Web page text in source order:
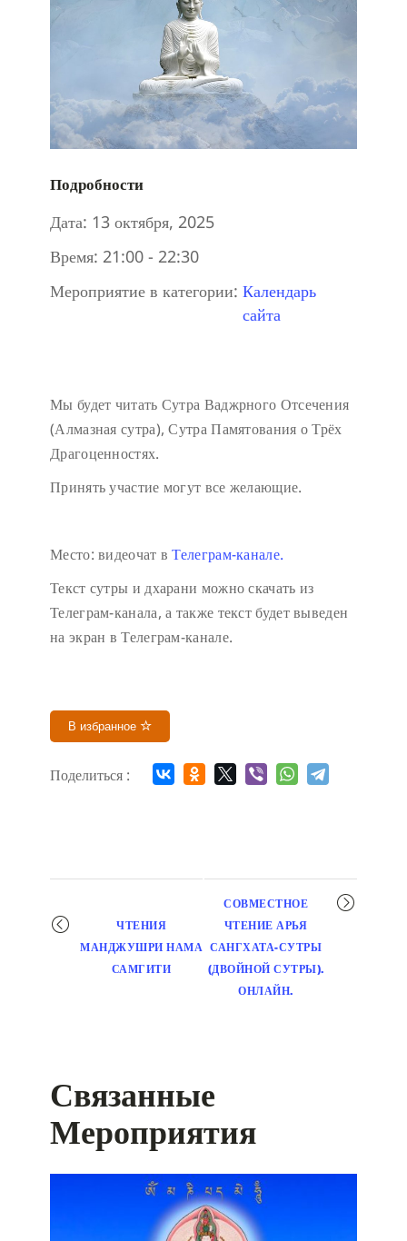
Подробности
Дата: 13 октября, 2025
Время: 21:00 - 22:30
Мероприятие в категории: Календарь
сайта
Мы будет читать Сутра Ваджрного Отсечения
(Алмазная сутра), Сутра Памятования о Трёх
Драгоценностях.
Принять участие могут все желающие.
Место: видеочат вТелеграм-канале.
Текст сутры и дхарани можно скачать из
Телеграм-канала, а также текст будет выведен
на экран в Телеграм-канале.
В избранное
Поделиться :
Мероприятие
навигация
ЧТЕНИЯ
МАНДЖУШРИ НАМА
САМГИТИ
СОВМЕСТНОЕ
ЧТЕНИЕ АРЬЯ
САНГХАТА-СУТРЫ
(ДВОЙНОЙ СУТРЫ).
ОНЛАЙН.
Связанные
Мероприятия